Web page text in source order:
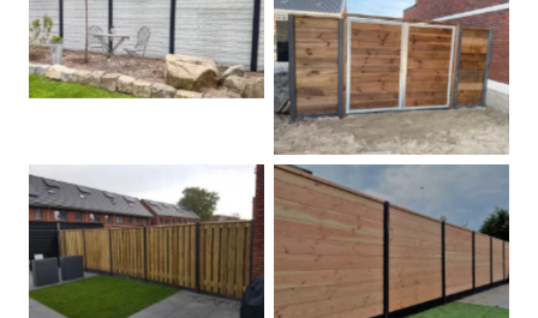
Betonschutting
Dubbele poort
Betonpalen schutting Douglas